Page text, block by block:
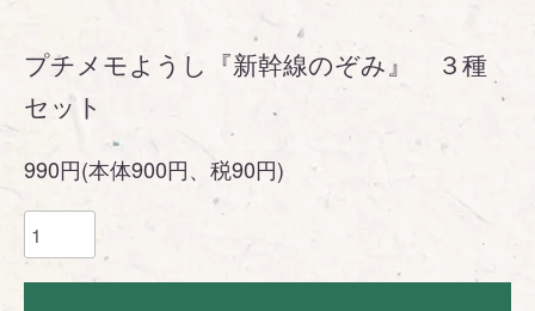
プチメモようし『新幹線のぞみ』 ３種
セット
990円(本体900円、税90円)